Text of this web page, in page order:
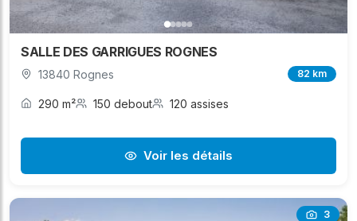
SALLE DES GARRIGUES ROGNES
13840 Rognes 82 km
290 m² 150 debout 120 assises
Voir les détails
3